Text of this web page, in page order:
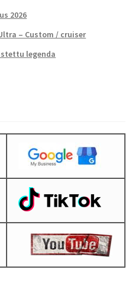
2026
– Custom / cruiser
legenda